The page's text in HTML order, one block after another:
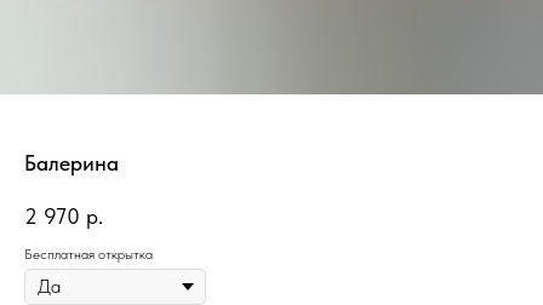
Балерина
2 970 р.
Бесплатная открытка